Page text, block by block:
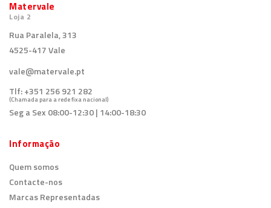
Matervale
Loja 2
Rua Paralela, 313
4525-417 Vale
vale@matervale.pt
Tlf:+351 256 921 282
(Chamada para a rede fixa nacional)
Seg a Sex 08:00-12:30 | 14:00-18:30
Informação
Quem somos
Contacte-nos
Marcas Representadas